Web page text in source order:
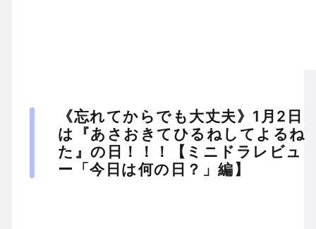
《忘れてからでも大丈夫》1月2日
は『あさおきてひるねしてよるね
た』の日！！！【ミニドラレビュ
ー「今日は何の日？」編】